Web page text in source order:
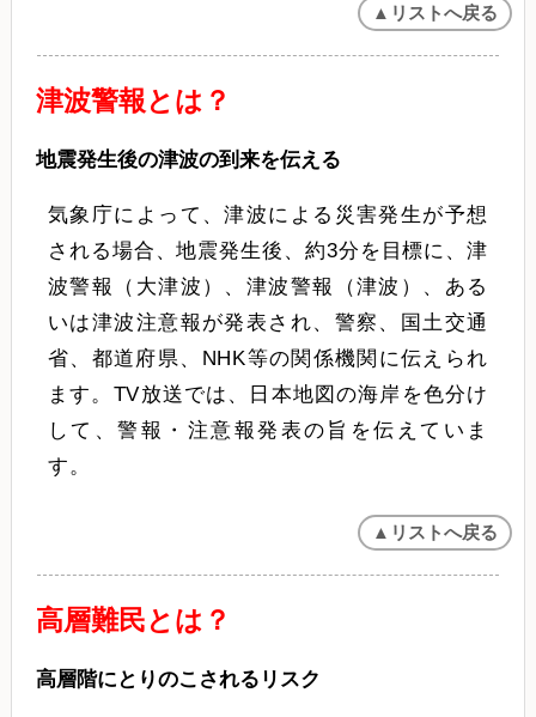
▲リストへ戻る
津波警報とは？
地震発生後の津波の到来を伝える
気象庁によって、津波による災害発生が予想
される場合、地震発生後、約3分を目標に、津
波警報（大津波）、津波警報（津波）、ある
いは津波注意報が発表され、警察、国土交通
省、都道府県、NHK等の関係機関に伝えられ
ます。TV放送では、日本地図の海岸を色分け
して、警報・注意報発表の旨を伝えていま
す。
▲リストへ戻る
高層難民とは？
高層階にとりのこされるリスク